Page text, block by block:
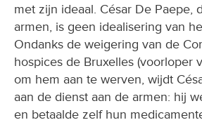
met zijn ideaal. César De Paepe,
armen, is geen idealisering van
Ondanks de weigering van de
hospices de Bruxelles (voorloper
om hem aan te werven, wijdt
aan de dienst aan de armen: hij
en betaalde zelf hun